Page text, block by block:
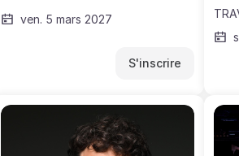
ven. 5 mars 2027
S'inscrire